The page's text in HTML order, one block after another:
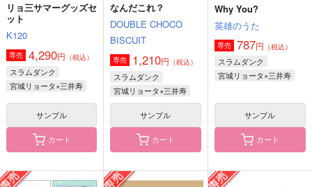
推しカプに間男現れた
K120
590円（税込）
宮城リョータ×三井寿
K120
590円（税込）
宮城リョータ×三井寿
木蓮の雫 上
あー・ねこ
572円（税込）
諸伏高明×大和敢助
リョ三サマーグッズセ
ット
K120
専売 4,290円 （税込）
スラムダンク
宮城リョータ×三井寿
サンプル
カート
なんだこれ？
DOUBLE CHOCO
BISCUIT
専売 1,210円 （税込）
スラムダンク
宮城リョータ×三井寿
サンプル
カート
Why You?
英雄のうた
専売 787円 （税込）
スラムダンク
宮城リョータ×三井寿
サンプル
カート